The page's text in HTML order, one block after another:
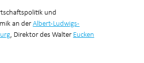
und
an derAlbert-Ludwigs-
, Direktor des Walter Eucken